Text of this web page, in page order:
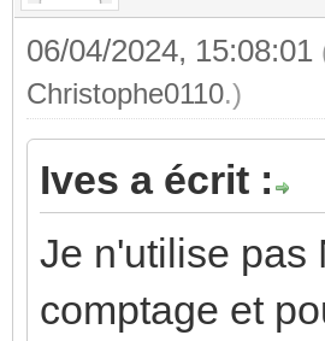
06/04/2024, 15:08:01
Christophe0110.)
Ives a écrit :
Je n'utilise pas
comptage et